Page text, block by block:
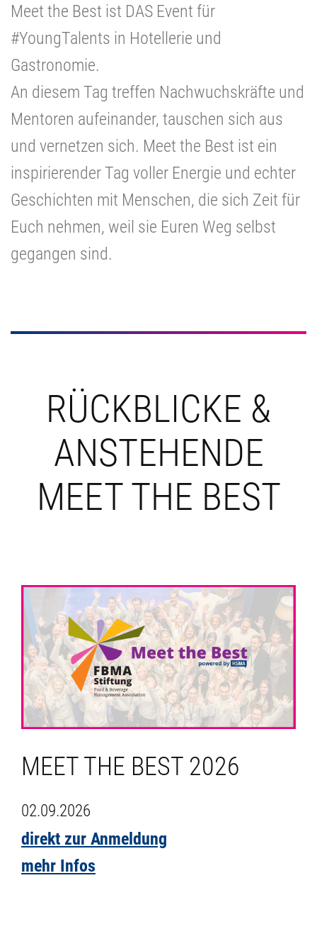
Meet the Best ist DAS Event für
#YoungTalents in Hotellerie und
Gastronomie.
An diesem Tag treffen Nachwuchskräfte und
Mentoren aufeinander, tauschen sich aus
und vernetzen sich. Meet the Best ist ein
inspirierender Tag voller Energie und echter
Geschichten mit Menschen, die sich Zeit für
Euch nehmen, weil sie Euren Weg selbst
gegangen sind.
RÜCKBLICKE &
ANSTEHENDE
MEET THE BEST
MEET THE BEST 2026
02.09.2026
direkt zur Anmeldung
mehr Infos